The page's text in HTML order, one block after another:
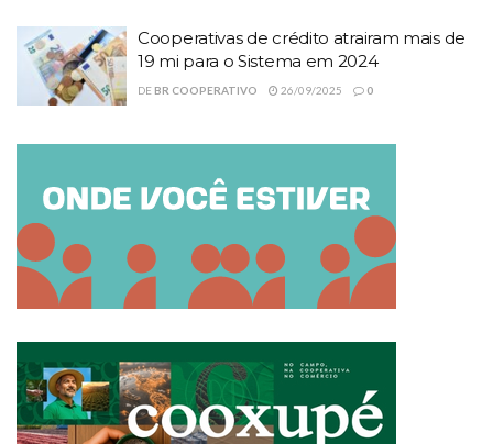
Cooperativas de crédito atrairam mais de
19 mi para o Sistema em 2024
DE BR COOPERATIVO 26/09/2025 0